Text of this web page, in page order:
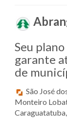
Seu
garante
de
São José
Monteiro